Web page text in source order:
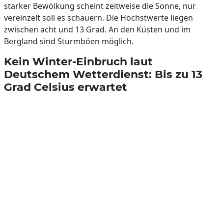
starker Bewölkung scheint zeitweise die Sonne, nur
vereinzelt soll es schauern. Die Höchstwerte liegen
zwischen acht und 13 Grad. An den Küsten und im
Bergland sind Sturmböen möglich.
Kein Winter-Einbruch laut
Deutschem Wetterdienst: Bis zu 13
Grad Celsius erwartet